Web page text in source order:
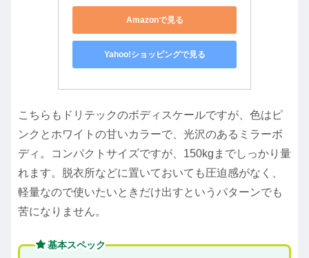
Amazonで見る
Yahoo!ショッピングで見る
こちらもドリテックのボディスケールですが、色はピ
ンクとホワイトの甘いカラーで、光沢のあるミラーボ
ディ。コンパクトサイズですが、150kgまでしっかり量
れます。脱衣所などに置いておいても圧迫感がなく、
軽量なので使いたいときだけ出すというパターンでも
苦になりません。
基本スペック